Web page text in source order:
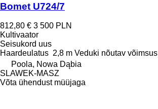
Bomet U724/7
812,80 € 3 500 PLN
Kultivaator
Seisukord uus
Haardeulatus 2,8 m Veduki nõutav võimsus
Poola, Nowa Dąbia
SLAWEK-MASZ
Võta ühendust müüjaga